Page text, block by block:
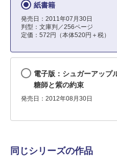
紙書籍
発売日：2011年07月30日
判型：文庫判／256ページ
定価：572円（本体520円＋税）
電子版：シュガーアッ
糖師と紫の約束
発売日：2012年08月30日
同じシリーズの作品